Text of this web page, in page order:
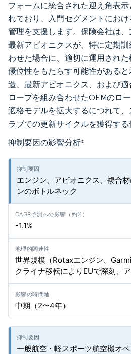
フォームに統合された迎え角表
れており、入門セグメントにお
管理を支援します。保険会社は
最新アビオニクスが、特に定期
わせた場合に、適切に運用され
優位性をもたらす可能性がある
造、最新アビオニクス、および
ロープを組み合わせたOEMのロ
適格モデルを拡大するにつれて
ラブでの更新サイクルを獲得する
抑制要因の影響分析*
エンジン、アビオニクス、複合
ンのボトルネック
-1.1%
世界規模（Rotaxエンジン、
クライナ移転によりEUで深刻、
中期（2〜4年）
一般航空・軽スポーツ航空機オ